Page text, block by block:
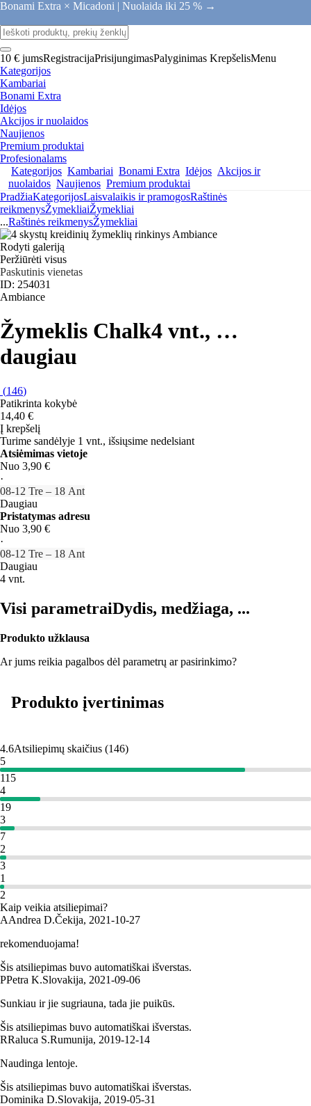
Bonami Extra × Micadoni | Nuolaida iki 25 % →
10 € jumsRegistracijaPrisijungimasPalyginimas KrepšelisMenu
Kategorijos
Kambariai
Bonami Extra
Idėjos
Akcijos ir nuolaidos
Naujienos
Premium produktai
Profesionalams
Kategorijos Kambariai Bonami Extra Idėjos Akcijos ir
nuolaidos Naujienos Premium produktai
PradžiaKategorijosLaisvalaikis ir pramogosRaštinės
reikmenysŽymekliaiŽymekliai
...Raštinės reikmenysŽymekliai
Rodyti galeriją
Peržiūrėti visus
Paskutinis vienetas
ID: 254031
Ambiance
Žymeklis Chalk4 vnt., …
daugiau
(146)
Patikrinta kokybė
14,40 €
Į krepšelį
Turime sandėlyje 1 vnt., išsiųsime nedelsiant
Atsiėmimas vietoje
Nuo 3,90 €
·
08‑12 Tre – 18 Ant
Daugiau
Pristatymas adresu
Nuo 3,90 €
·
08‑12 Tre – 18 Ant
Daugiau
4 vnt.
Visi parametraiDydis, medžiaga, ...
Produkto užklausa
Ar jums reikia pagalbos dėl parametrų ar pasirinkimo?
Produkto įvertinimas
4.6Atsiliepimų skaičius (146)
5
115
4
19
3
7
2
3
1
2
Kaip veikia atsiliepimai?
AAndrea D.Čekija, 2021‑10‑27
rekomenduojama!
Šis atsiliepimas buvo automatiškai išverstas.
PPetra K.Slovakija, 2021‑09‑06
Sunkiau ir jie sugriauna, tada jie puikūs.
Šis atsiliepimas buvo automatiškai išverstas.
RRaluca S.Rumunija, 2019‑12‑14
Naudinga lentoje.
Šis atsiliepimas buvo automatiškai išverstas.
Dominika D.Slovakija, 2019‑05‑31